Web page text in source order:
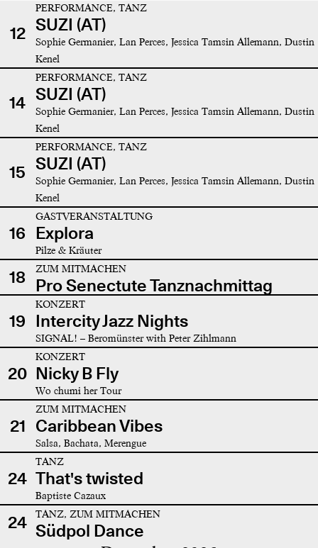
12
PERFORMANCE, TANZ
SUZI (AT)
Sophie Germanier, Lan Perces, Jessica Tamsin Allemann, Dustin
Kenel
14
PERFORMANCE, TANZ
SUZI (AT)
Sophie Germanier, Lan Perces, Jessica Tamsin Allemann, Dustin
Kenel
15
PERFORMANCE, TANZ
SUZI (AT)
Sophie Germanier, Lan Perces, Jessica Tamsin Allemann, Dustin
Kenel
16
GASTVERANSTALTUNG
Explora
Pilze & Kräuter
18 ZUM MITMACHEN
Pro Senectute Tanznachmittag
19
KONZERT
Intercity Jazz Nights
SIGNAL! – Beromünster with Peter Zihlmann
20
KONZERT
Nicky B Fly
Wo chumi her Tour
21
ZUM MITMACHEN
Caribbean Vibes
Salsa, Bachata, Merengue
24
TANZ
That's twisted
Baptiste Cazaux
24 TANZ, ZUM MITMACHEN
Südpol Dance